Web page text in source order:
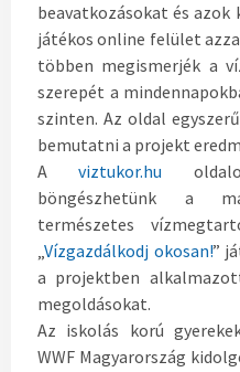
beavatkozásokat és
játékos online felület
többen megismerjék a
szerepét a
szinten. Az oldal
bemutatni a projekt
Aviztukor.hu
böngészhetünk a
természetes
„Vízgazdálkodj okosan!”
a projektben
megoldásokat.
Az iskolás korú
WWF Magyarország